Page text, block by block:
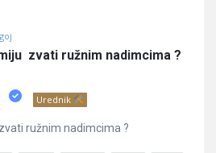
zvati ružnim nadimcima ?
Urednik
ružnim nadimcima ?